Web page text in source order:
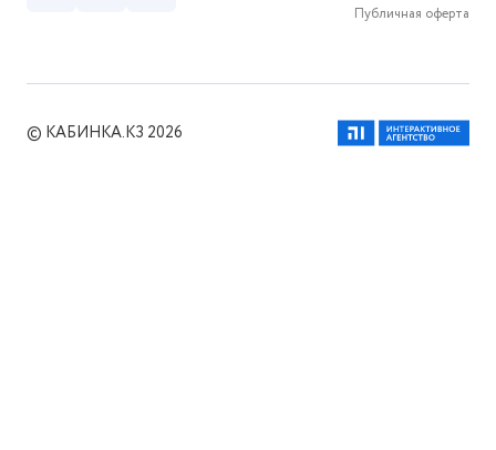
Публичная оферта
© КАБИНКА.КЗ 2026